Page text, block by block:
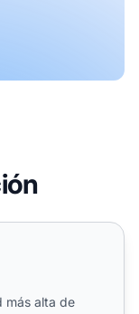
más alta de